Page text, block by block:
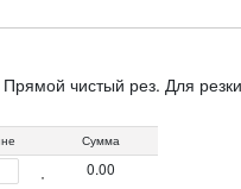
чистый рез. Для
Сумма
0.00